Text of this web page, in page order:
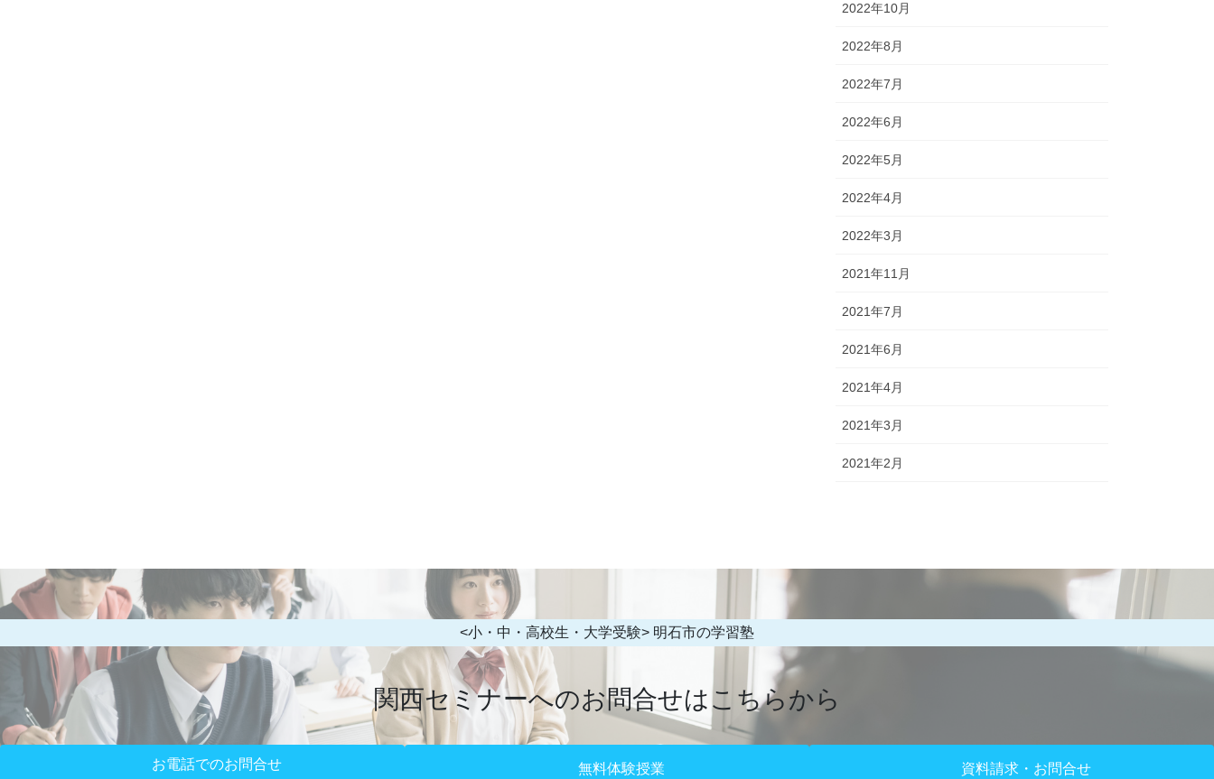
2022年10月
2022年8月
2022年7月
2022年6月
2022年5月
2022年4月
2022年3月
2021年11月
2021年7月
2021年6月
2021年4月
2021年3月
2021年2月
<小・中・高校生・大学受験> 明石市の学習塾
関西セミナーへのお問合せはこちらから
お電話でのお問合せ
無料体験授業 資料請求・お問合せ